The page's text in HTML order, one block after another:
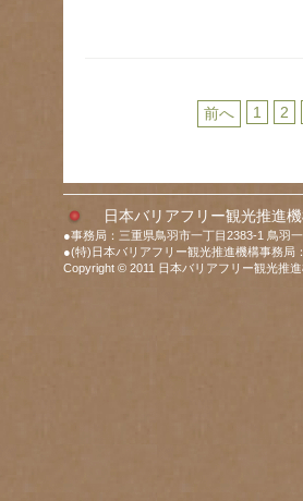
前へ 1 2
日本バリアフリー観光推進
●事務局：三重県鳥羽市一丁目2383-1 鳥羽
●(特)日本バリアフリー観光推進機構事務局
Copyright © 2011 日本バリアフリー観光推